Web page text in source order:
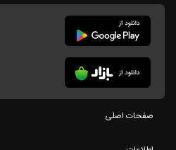
صفحات اصلی